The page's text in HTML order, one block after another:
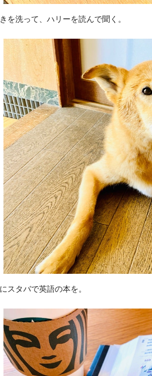
を洗って、ハリーを読んで聞く。
スタバで英語の本を。